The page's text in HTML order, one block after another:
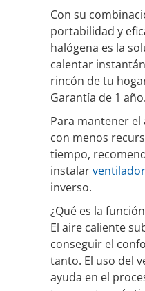
Con su
portabilidad y
halógena es la
calentar
rincón de tu
Garantía de 1 año.
Para mantener
con menos
tiempo,
instalar
inverso.
¿Qué es la
El aire caliente
conseguir el
tanto. El uso del
ayuda en el